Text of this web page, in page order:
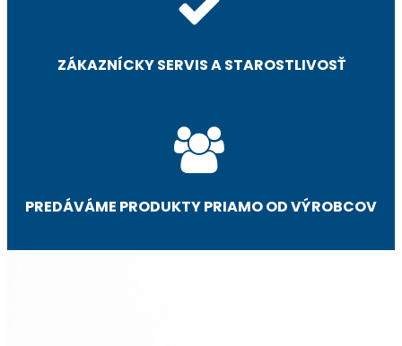
ZÁKAZNÍCKY SERVIS A STAROSTLIVOSŤ
PREDÁVÁME PRODUKTY PRIAMO OD VÝROBCOV